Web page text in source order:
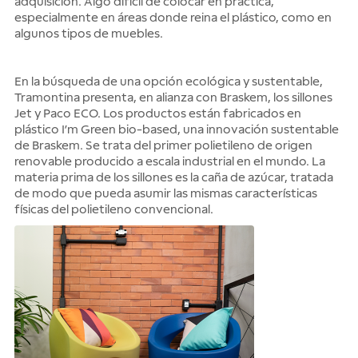
especialmente en áreas donde reina el plástico, como en
algunos tipos de muebles.
En la búsqueda de una opción ecológica y sustentable,
Tramontina presenta, en alianza con Braskem, los sillones
Jet y Paco ECO. Los productos están fabricados en
plástico I’m Green bio-based, una innovación sustentable
de Braskem. Se trata del primer polietileno de origen
renovable producido a escala industrial en el mundo. La
materia prima de los sillones es la caña de azúcar, tratada
de modo que pueda asumir las mismas características
físicas del polietileno convencional.